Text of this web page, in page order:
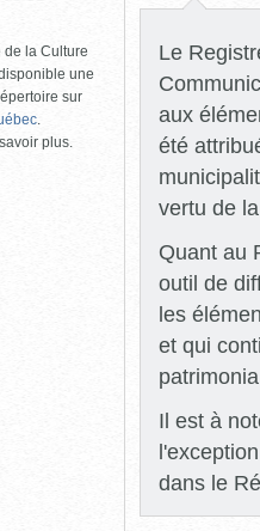
de la Culture
une
sur
.
plus.
Le
aux
été
vertu de
Quant au
outil de
les
et qui
Il est à
dans le